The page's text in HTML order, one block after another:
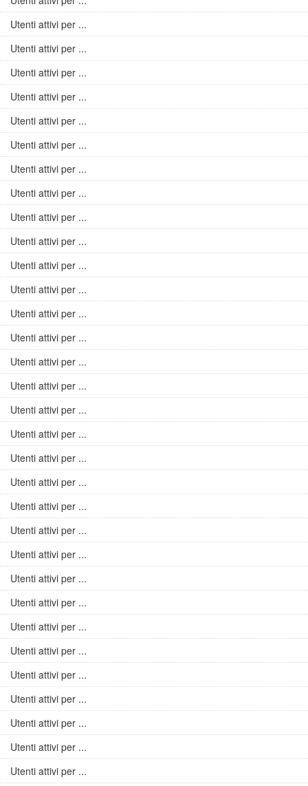
Utenti attivi per ...
Utenti attivi per ...
Utenti attivi per ...
Utenti attivi per ...
Utenti attivi per ...
Utenti attivi per ...
Utenti attivi per ...
Utenti attivi per ...
Utenti attivi per ...
Utenti attivi per ...
Utenti attivi per ...
Utenti attivi per ...
Utenti attivi per ...
Utenti attivi per ...
Utenti attivi per ...
Utenti attivi per ...
Utenti attivi per ...
Utenti attivi per ...
Utenti attivi per ...
Utenti attivi per ...
Utenti attivi per ...
Utenti attivi per ...
Utenti attivi per ...
Utenti attivi per ...
Utenti attivi per ...
Utenti attivi per ...
Utenti attivi per ...
Utenti attivi per ...
Utenti attivi per ...
Utenti attivi per ...
Utenti attivi per ...
Utenti attivi per ...